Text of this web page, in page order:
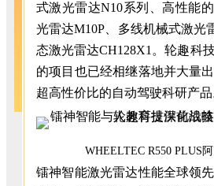
式激光雷达N10系列、高性能
光雷达M10P、多线机械式激光
态激光雷达CH128X1。轮趣科
的项目也已经相继落地并大量
超高性价比的自动驾驶科研产品
WHEELTEC R550 PLUS
镭神智能激光雷达性能全球领